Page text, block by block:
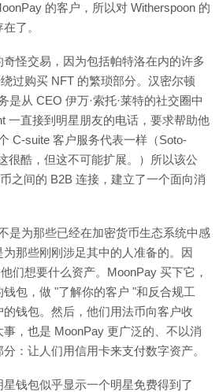
的客户，所以对 Witherspoon 的
了。
怪交易，因为包括帕特洛在内的许多
过购买 NFT 的繁琐部分。汉密尔顿
是从 CEO 伊万·索托·莱特的社交圈中
一直接到明星朋友的电话，要求帮助他
C-suite 客户服务代表一样（Soto-
很酷，但这不可能扩展。）所以该公
之间的 B2B 连接，建立了一个面向消
是为那些已经在加密货币生态系统中感
那些刚刚涉足其中的人准备的。因
们想要什么资产。MoonPay 买下它，
包，做 "了解你的客户 "和反合规工
钱包。然后，他们用法币向客户收
，也是 MoonPay 更广泛的、不以消
：让人们用信用卡来支付数字资产。
钱包似乎显示一个明星免费得到了